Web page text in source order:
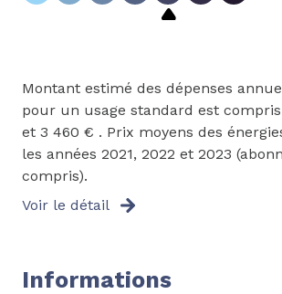
Montant estimé des dépenses
pour un usage standard est
et 3 460 € . Prix moyens des
les années 2021, 2022 et 2023
compris).
Voir le détail
Informations